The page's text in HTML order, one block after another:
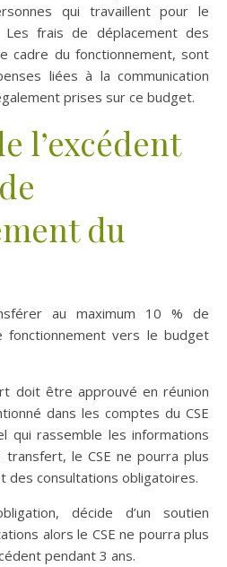
qui travaillent pour le
Les frais de déplacement des
cadre du fonctionnement, sont
liées à la communication
prises sur ce budget.
l’excédent
du
au maximum 10 % de
fonctionnement vers le budget
doit être approuvé en réunion
dans les comptes du CSE
qui rassemble les informations
le CSE ne pourra plus
consultations obligatoires.
décide d’un soutien
alors le CSE ne pourra plus
pendant 3 ans.